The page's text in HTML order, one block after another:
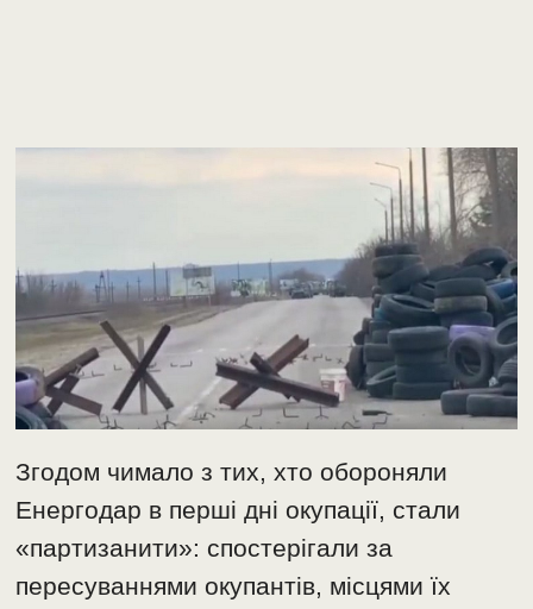
Згодом чимало з тих, хто обороняли
Енергодар в перші дні окупації, стали
«партизанити»: спостерігали за
пересуваннями окупантів, місцями їх